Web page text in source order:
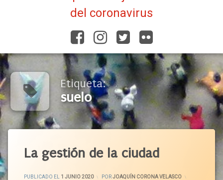
del coronavirus
FacebookInstagram
TwitterFlickr
Etiqueta:
suelo
La gestión de la ciudad
PUBLICADO EL 1 JUNIO 2020
ACTUALIZADO EL
PORJOAQUÍN CORONA VELASCO
Administración
Ayuntamiento
CCAA